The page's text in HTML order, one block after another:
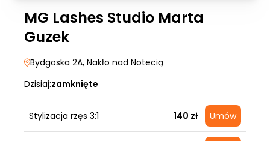
MG Lashes Studio Marta
Guzek
Bydgoska 2A, Nakło nad Notecią
Dzisiaj:zamknięte
Stylizacja rzęs 3:1 140 zł Umów